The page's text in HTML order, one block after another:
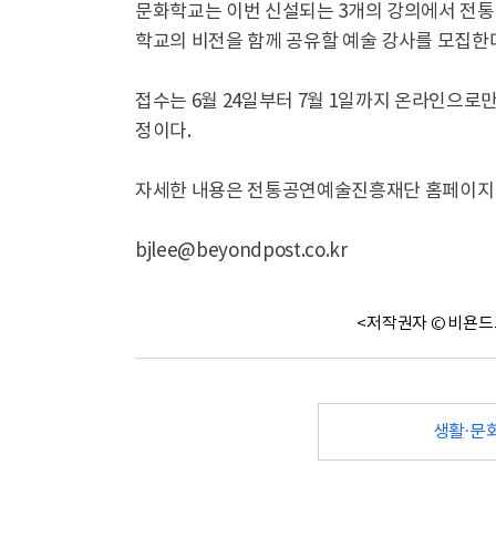
문화학교는 이번 신설되는 3개의 강의에서 전
학교의 비전을 함께 공유할 예술 강사를 모집한
접수는 6월 24일부터 7월 1일까지 온라인으로
정이다.
자세한 내용은 전통공연예술진흥재단 홈페이
bjlee@beyondpost.co.kr
<저작권자 © 비욘드
생활·문